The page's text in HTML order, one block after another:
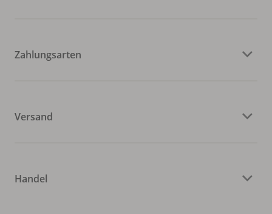
Zahlungsarten
Versand
Handel